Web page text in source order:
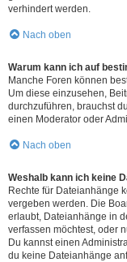
verhindert werden.
Nach oben
Warum kann ich auf
Manche Foren können
Um diese einzusehen,
durchzuführen, brauchst
einen Moderator oder
Nach oben
Weshalb kann ich keine
Rechte für Dateianhänge
vergeben werden. Die
erlaubt, Dateianhänge in
verfassen möchtest, oder
Du kannst einen
du keine Dateianhänge